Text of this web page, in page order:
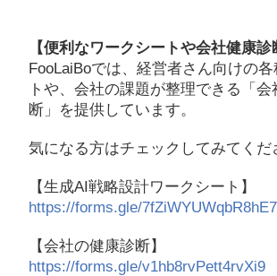
【便利なワークシートや会社健康診
FooLaiBoでは、経営者さん向けの
トや、会社の課題が整理できる「会
断」を提供しています。
気になる方はチェックしてみてくだ
【生成AI戦略設計ワークシート】
https://forms.gle/
【会社の健康診断】
https://forms.gle/v1hb8rvPett4rvXi9